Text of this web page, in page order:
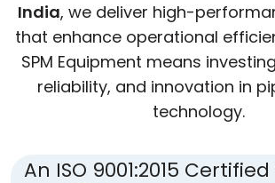
India, we deliver high-
that enhance operational
SPM Equipment means
reliability, and innovation in
technology.
An ISO 9001:2015